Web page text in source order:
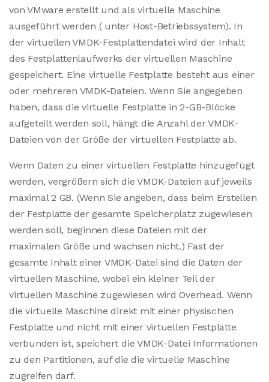
von VMware erstellt und als virtuelle Maschine
ausgeführt werden ( unter Host-Betriebssystem). In
der virtuellen VMDK-Festplattendatei wird der Inhalt
des Festplattenlaufwerks der virtuellen Maschine
gespeichert. Eine virtuelle Festplatte besteht aus einer
oder mehreren VMDK-Dateien. Wenn Sie angegeben
haben, dass die virtuelle Festplatte in 2-GB-Blöcke
aufgeteilt werden soll, hängt die Anzahl der VMDK-
Dateien von der Größe der virtuellen Festplatte ab.
Wenn Daten zu einer virtuellen Festplatte hinzugefügt
werden, vergrößern sich die VMDK-Dateien auf jeweils
maximal 2 GB. (Wenn Sie angeben, dass beim Erstellen
der Festplatte der gesamte Speicherplatz zugewiesen
werden soll, beginnen diese Dateien mit der
maximalen Größe und wachsen nicht.) Fast der
gesamte Inhalt einer VMDK-Datei sind die Daten der
virtuellen Maschine, wobei ein kleiner Teil der
virtuellen Maschine zugewiesen wird Overhead. Wenn
die virtuelle Maschine direkt mit einer physischen
Festplatte und nicht mit einer virtuellen Festplatte
verbunden ist, speichert die VMDK-Datei Informationen
zu den Partitionen, auf die die virtuelle Maschine
zugreifen darf.